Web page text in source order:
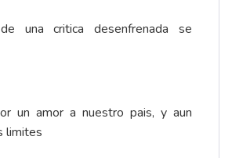
una critica desenfrenada se
un amor a nuestro pais, y aun
limites